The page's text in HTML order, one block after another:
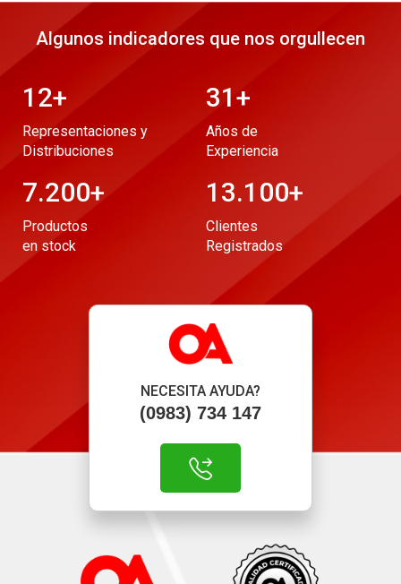
Algunos indicadores que nos orgullecen
12+
Representaciones y
Distribuciones
31+
Años de
Experiencia
7.200+
Productos
en stock
13.100+
Clientes
Registrados
NECESITA AYUDA?
(0983) 734 147